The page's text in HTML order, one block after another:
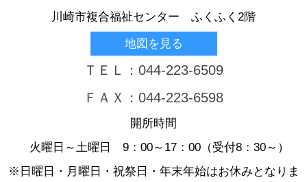
川崎市複合福祉センター ふくふく2階
地図を見る
ＴＥＬ：044-223-6509
ＦＡＸ：044-223-6598
開所時間
火曜日～土曜日 9：00～17：00（受付8：30～）
※日曜日・月曜日・祝祭日・年末年始はお休みとなりま